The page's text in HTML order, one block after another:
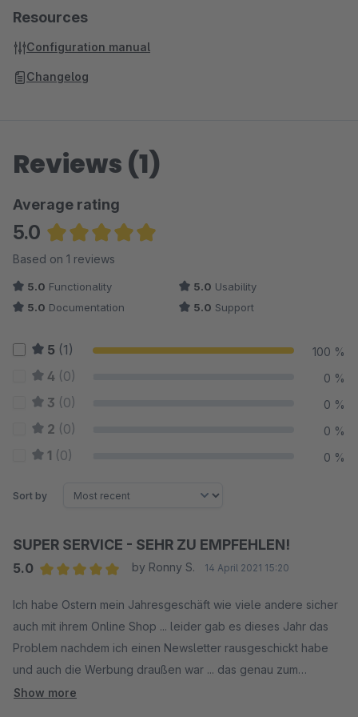
Resources
Configuration manual
Changelog
Reviews (1)
Average rating
5.0
Average rating of 5 out of 5 stars
Based on 1 reviews
5.0 Functionality 5.0 Usability
5.0 Documentation 5.0 Support
5 (1) 100 %
4 (0) 0 %
3 (0) 0 %
2 (0) 0 %
1 (0) 0 %
Sort by
SUPER SERVICE - SEHR ZU EMPFEHLEN!
5.0
by Ronny S. 14 April 2021 15:20
Ich habe Ostern mein Jahresgeschäft wie viele andere sicher
auch mit ihrem Online Shop ... leider gab es dieses Jahr das
Problem nachdem ich einen Newsletter rausgeschickt habe
und auch die Werbung draußen war ... das genau zum
Osterbeginn ein dickes Osterei auf mich warten sollte. Nämlich
Show more